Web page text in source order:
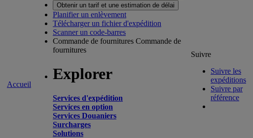
Accueil
Obtenir un tarif et une estimation de délai
Planifier un enlèvement
Télécharger un fichier d'expédition
Scanner un code-barres
Commande de fournitures Commande de
fournitures
Explorer
Services d'expédition
Services en option
Services Douaniers
Surcharges
Solutions
Suivre
Suivre les
expéditions
Suivre par
référence